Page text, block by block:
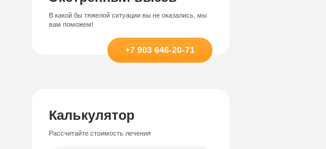
В какой бы тяжелой ситуации вы не оказались, мы
вам поможем!
+7 903 646-20-71
Калькулятор
Рассчитайте стоимость лечения